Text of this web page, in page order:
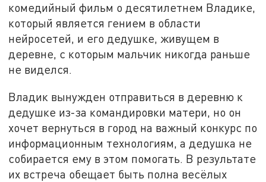
комедийный фильм о десятилетнем Владике,
который является гением в области
нейросетей, и его дедушке, живущем в
деревне, с которым мальчик никогда раньше
не виделся.
Владик вынужден отправиться в деревню к
дедушке из-за командировки матери, но он
хочет вернуться в город на важный конкурс по
информационным технологиям, а дедушка не
собирается ему в этом помогать. В результате
их встреча обещает быть полна весёлых